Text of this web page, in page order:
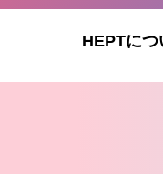
HEPTにつ